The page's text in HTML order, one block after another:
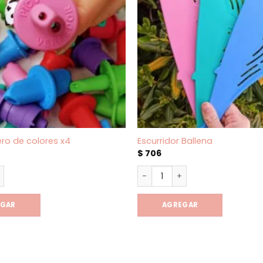
de colores x4
de colores x4 cantidad
Escurridor Ballena
$ 706
Escurridor Ballena cantidad
AGREGAR